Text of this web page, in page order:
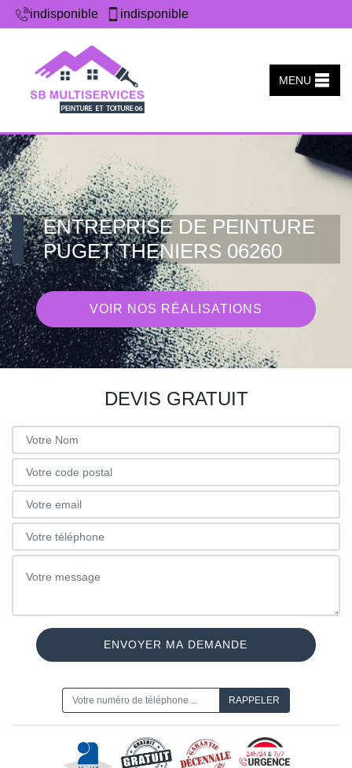
indisponible indisponible
MENU
ENTREPRISE DE PEINTURE
PUGET THENIERS 06260
VOIR NOS RÉALISATIONS
DEVIS GRATUIT